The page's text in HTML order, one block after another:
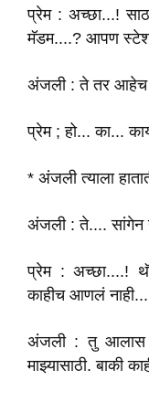
प्रेम : अच्छा...!
मॅडम....? आपण
अंजली : ते तर
प्रेम ; हो... का...
* अंजली त्याला
अंजली : ते.... सांगेन
प्रेम : अच्छा....!
काहीच आणलं
अंजली : तु आलास
माझ्यासाठी. बाकी